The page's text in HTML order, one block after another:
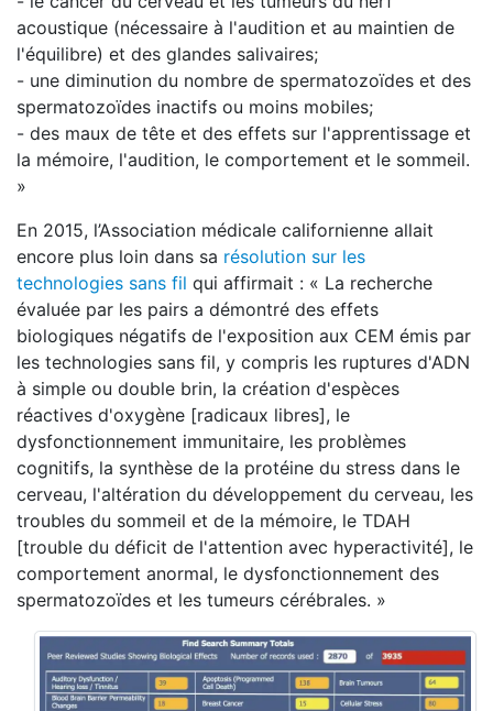
acoustique (nécessaire à l'audition et au maintien de
l'équilibre) et des glandes salivaires;
- une diminution du nombre de spermatozoïdes et des
spermatozoïdes inactifs ou moins mobiles;
- des maux de tête et des effets sur l'apprentissage et
la mémoire, l'audition, le comportement et le sommeil.
»
En 2015, l’Association médicale californienne allait
encore plus loin dans sa résolution sur les
technologies sans fil qui affirmait : « La recherche
évaluée par les pairs a démontré des effets
biologiques négatifs de l'exposition aux CEM émis par
les technologies sans fil, y compris les ruptures d'ADN
à simple ou double brin, la création d'espèces
réactives d'oxygène [radicaux libres], le
dysfonctionnement immunitaire, les problèmes
cognitifs, la synthèse de la protéine du stress dans le
cerveau, l'altération du développement du cerveau, les
troubles du sommeil et de la mémoire, le TDAH
[trouble du déficit de l'attention avec hyperactivité], le
comportement anormal, le dysfonctionnement des
spermatozoïdes et les tumeurs cérébrales. »